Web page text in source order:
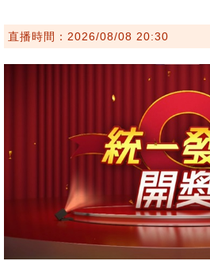
直播時間：2026/08/08 20:30